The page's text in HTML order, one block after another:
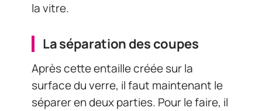
la vitre.
La séparation des coupes
Après cette entaille créée sur la
surface du verre, il faut maintenant le
séparer en deux parties. Pour le faire, il